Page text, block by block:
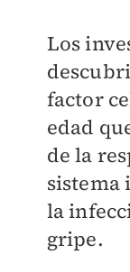
Los
factor
edad
de la
sistema
la
gripe.